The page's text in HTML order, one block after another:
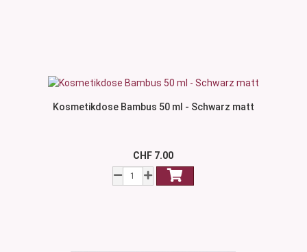
Kosmetikdose Bambus 50 ml - Schwarz matt
CHF 7.00